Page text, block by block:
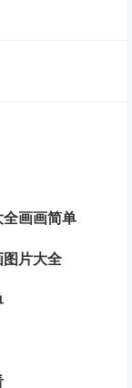
画画简单
片大全